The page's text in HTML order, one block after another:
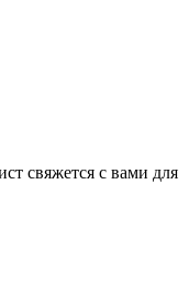
свяжется с вами для